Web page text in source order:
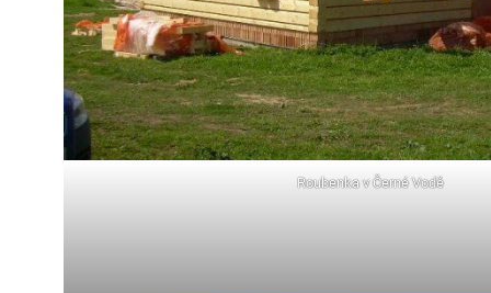
Roubenka v Černé Vodě